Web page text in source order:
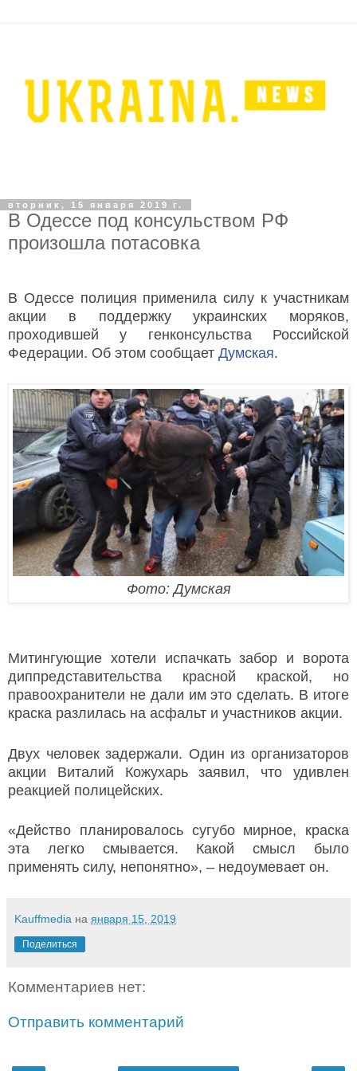
вторник, 15 января 2019 г.
В Одессе под консульством РФ
произошла потасовка
В Одессе полиция применила силу к участникам
акции в поддержку украинских моряков,
проходившей у генконсульства Российской
Федерации. Об этом сообщает Думская.
Фото: Думская
Митингующие хотели испачкать забор и ворота
диппредставительства красной краской, но
правоохранители не дали им это сделать. В итоге
краска разлилась на асфальт и участников акции.
Двух человек задержали. Один из организаторов
акции Виталий Кожухарь заявил, что удивлен
реакцией полицейских.
«Действо планировалось сугубо мирное, краска
эта легко смывается. Какой смысл было
применять силу, непонятно», – недоумевает он.
Kauffmedia на января 15, 2019
Поделиться
Комментариев нет:
Отправить комментарий